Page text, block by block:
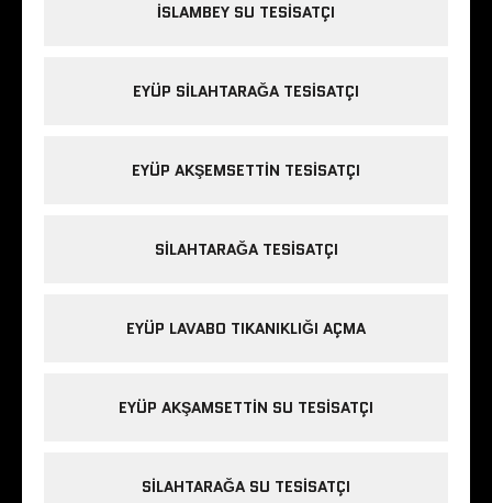
İSLAMBEY SU TESISATÇI
EYÜP SILAHTARAĞA TESISATÇI
EYÜP AKŞEMSETTIN TESISATÇI
SILAHTARAĞA TESISATÇI
EYÜP LAVABO TIKANIKLIĞI AÇMA
EYÜP AKŞAMSETTIN SU TESISATÇI
SILAHTARAĞA SU TESISATÇI